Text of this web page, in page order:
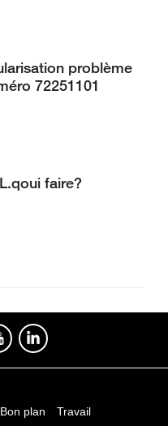
problème
72251101
faire?
Bon plan Travail